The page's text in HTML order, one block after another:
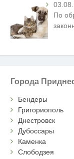
По
Города
Бендеры
Григориополь
Днестровск
Дубоссары
Каменка
Слободзея